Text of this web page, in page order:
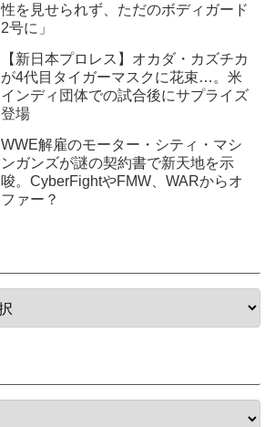
性を見せられず、ただのボディガード
2号に」
【新日本プロレス】オカダ・カズチカ
が4代目タイガーマスクに花束…。米
インディ団体での試合後にサプライズ
登場
WWE解雇のモーター・シティ・マシ
ンガンズが謎の契約書で新天地を示
唆。CyberFightやFMW、WARからオ
ファー？